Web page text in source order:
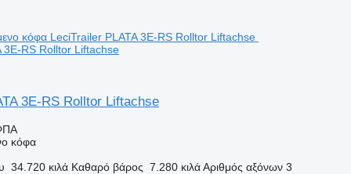
3E-RS Rolltor Liftachse
3E-RS Rolltor Liftachse
κόφα
34.720 κιλά Καθαρό βάρος 7.280 κιλά Αριθμός αξόνων 3